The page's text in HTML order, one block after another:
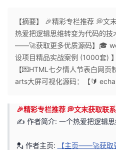
个
人
页
我
开
发
【摘要】 🎉精彩专栏推荐 💭
热爱把逻辑思维转变为代码的
——🚀获取更多优质源码】🎓
设项目精品实战案例 (1000套)
【💌HTML七夕情人节表白网
arts大屏可视化源码：【🔰
🎉精彩专栏推荐 💭文末获取联系
✍️ 作者简介: 一个热爱把逻辑思
💂 作者主页: 【主页——🚀获取